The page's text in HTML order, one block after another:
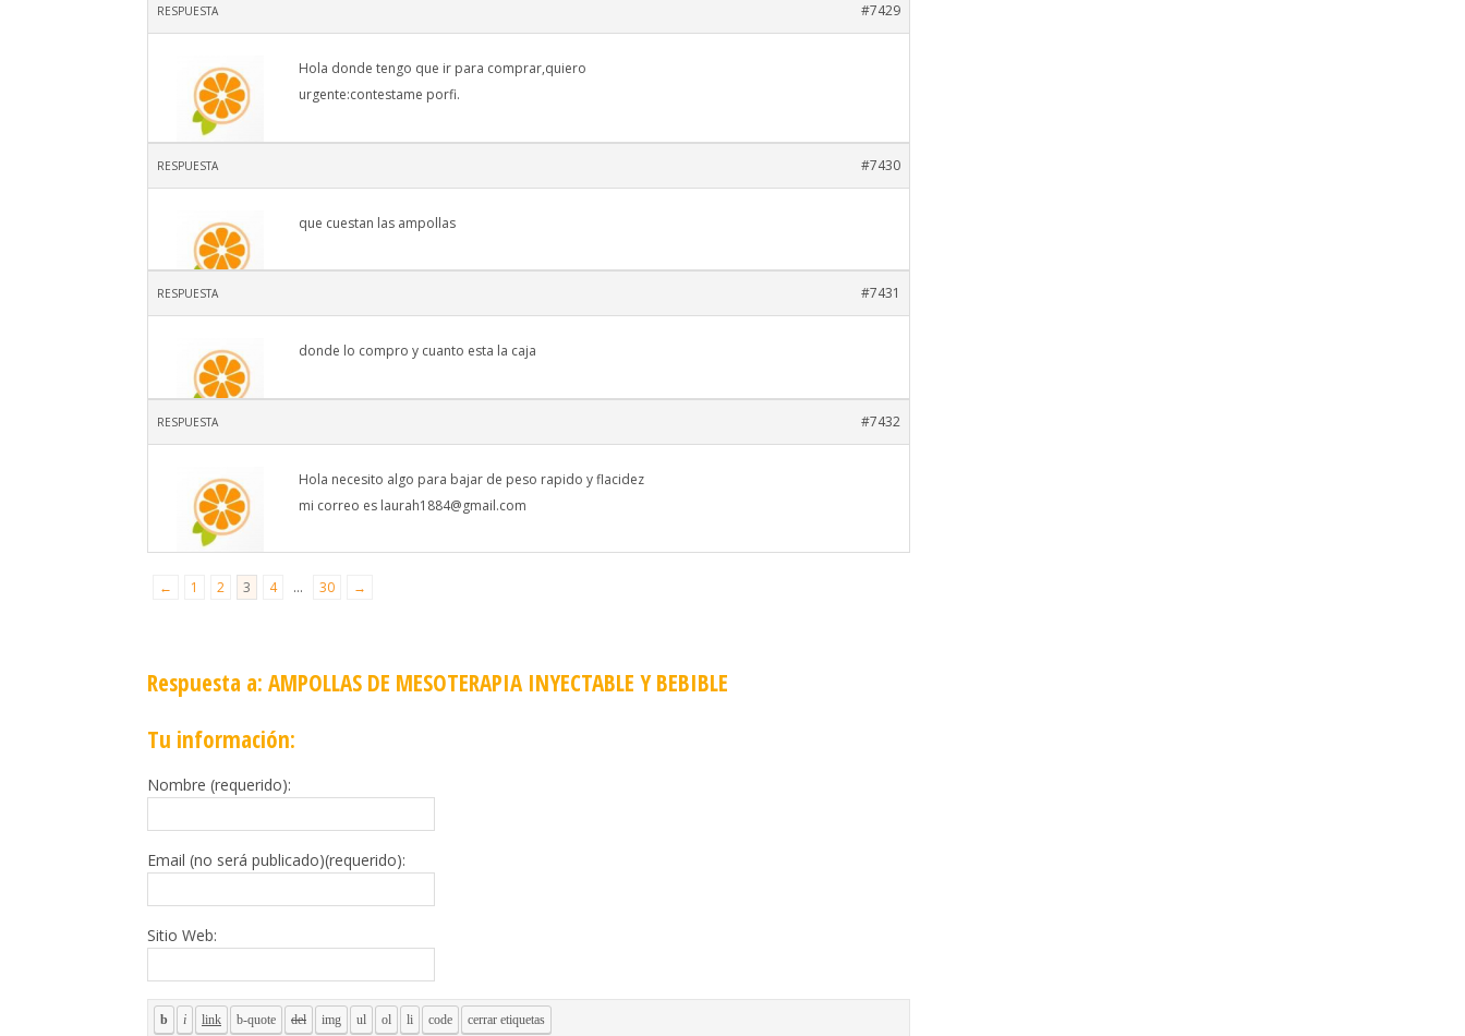
#7429
RESPUESTA
Hola donde tengo que ir para comprar,quiero
urgente:contestame porfi.
#7430
RESPUESTA
que cuestan las ampollas
#7431
RESPUESTA
donde lo compro y cuanto esta la caja
#7432
RESPUESTA
Hola necesito algo para bajar de peso rapido y flacidez
mi correo es laurah1884@gmail.com
← 1 2 3 4 … 30 →
Respuesta a: AMPOLLAS DE MESOTERAPIA INYECTABLE Y BEBIBLE
Tu información:
Nombre (requerido):
Email (no será publicado)(requerido):
Sitio Web: